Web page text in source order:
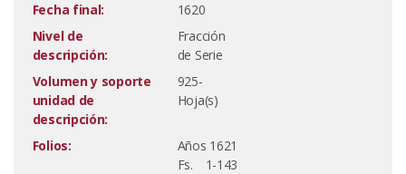
Fecha final:
1620
Nivel de
descripción:
Fracción
de Serie
Volumen y soporte
unidad de
descripción:
925-
Hoja(s)
Folios:
Años 1621
Fs. 1-143